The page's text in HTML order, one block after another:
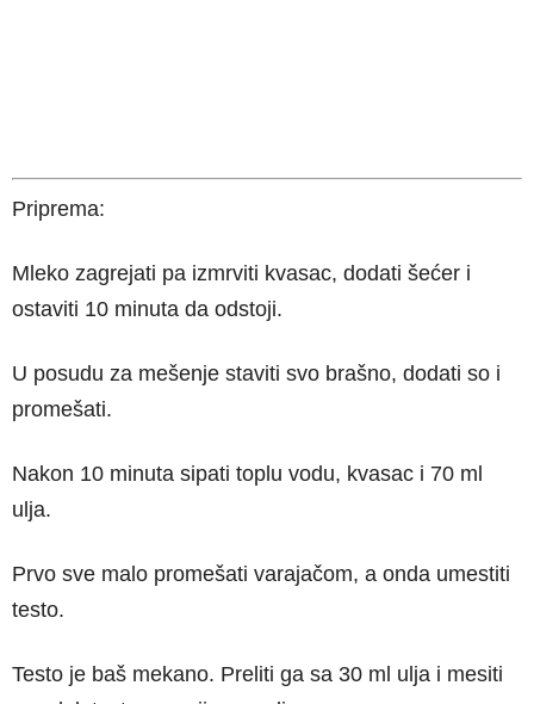
Priprema:
Mleko zagrejati pa izmrviti kvasac, dodati šećer i
ostaviti 10 minuta da odstoji.
U posudu za mešenje staviti svo brašno, dodati so i
promešati.
Nakon 10 minuta sipati toplu vodu, kvasac i 70 ml
ulja.
Prvo sve malo promešati varajačom, a onda umestiti
testo.
Testo je baš mekano. Preliti ga sa 30 ml ulja i mesiti